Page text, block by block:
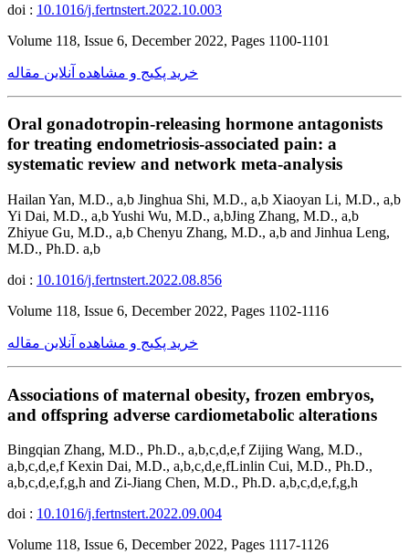
doi : 10.1016/j.fertnstert.2022.10.003
Volume 118, Issue 6, December 2022, Pages 1100-1101
خرید پکیج و مشاهده آنلاین مقاله
Oral gonadotropin-releasing hormone antagonists
for treating endometriosis-associated pain: a
systematic review and network meta-analysis
Hailan Yan, M.D., a,b Jinghua Shi, M.D., a,b Xiaoyan Li, M.D., a,b
Yi Dai, M.D., a,b Yushi Wu, M.D., a,bJing Zhang, M.D., a,b
Zhiyue Gu, M.D., a,b Chenyu Zhang, M.D., a,b and Jinhua Leng,
M.D., Ph.D. a,b
doi : 10.1016/j.fertnstert.2022.08.856
Volume 118, Issue 6, December 2022, Pages 1102-1116
خرید پکیج و مشاهده آنلاین مقاله
Associations of maternal obesity, frozen embryos,
and offspring adverse cardiometabolic alterations
Bingqian Zhang, M.D., Ph.D., a,b,c,d,e,f Zijing Wang, M.D.,
a,b,c,d,e,f Kexin Dai, M.D., a,b,c,d,e,fLinlin Cui, M.D., Ph.D.,
a,b,c,d,e,f,g,h and Zi-Jiang Chen, M.D., Ph.D. a,b,c,d,e,f,g,h
doi : 10.1016/j.fertnstert.2022.09.004
Volume 118, Issue 6, December 2022, Pages 1117-1126